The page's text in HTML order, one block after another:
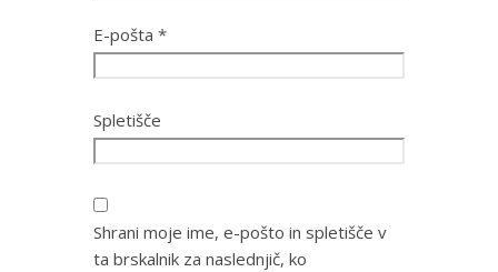
E-pošta *
Spletišče
Shrani moje ime, e-pošto in spletišče v
ta brskalnik za naslednjič, ko